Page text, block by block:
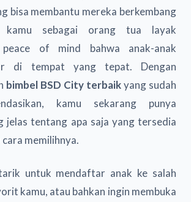
bisa membantu mereka berkembang
kamu sebagai orang tua layak
peace of mind bahwa anak-anak
di tempat yang tepat. Dengan
bimbel BSD City terbaikyang sudah
kamu sekarang punya
jelas tentang apa saja yang tersedia
memilihnya.
untuk mendaftar anak ke salah
kamu, atau bahkan ingin membuka